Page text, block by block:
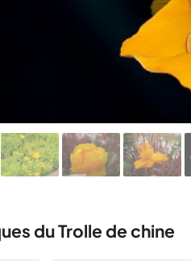
du Trolle de chine